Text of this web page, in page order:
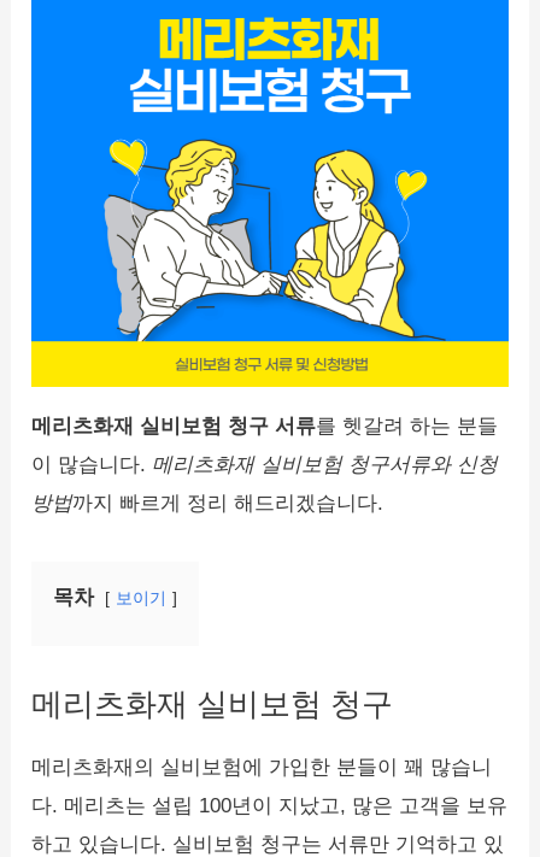
메리츠화재 실비보험 청구 서류를 헷갈려 하는 분들
이 많습니다. 메리츠화재 실비보험 청구서류와 신청
방법까지 빠르게 정리 해드리겠습니다.
목차 보이기
메리츠화재 실비보험 청구
메리츠화재의 실비보험에 가입한 분들이 꽤 많습니
다. 메리츠는 설립 100년이 지났고, 많은 고객을 보유
하고 있습니다. 실비보험 청구는 서류만 기억하고 있